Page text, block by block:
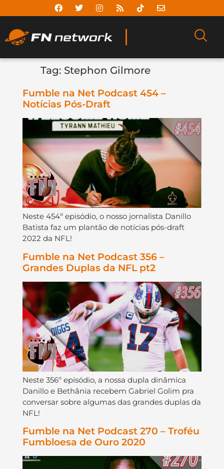
Tag: Stephon Gilmore
Fumble na Net Podcast 454 –
Notícias Pós-Draft
Neste 454º episódio, o nosso jornalista Danillo
Batista faz um plantão de notícias pós-draft
2022 da NFL!
Fumble na Net Podcast 356 –
Grandes Duplas da NFL pt2
Neste 356º episódio, a nossa dupla dinâmica
Danillo e Bethânia recebem Gabriel Golim pra
conversar sobre algumas das grandes duplas da
NFL!
Fumble na Net Podcast 270 – Troféu
Fumbloesa de Ouro 2020